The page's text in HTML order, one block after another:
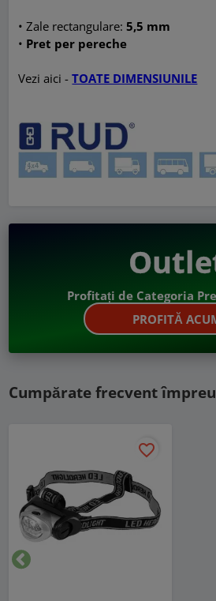
• Zale rectangulare:5,5 mm
• Pret per pereche
Vezi aici -TOATE DIMENSIUNILE
Profitați de Categoria
PROFITĂ
Cumpărate frecvent
favorite_border